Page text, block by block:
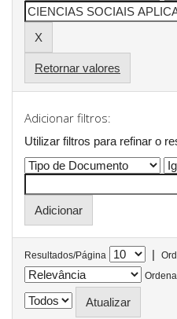
Retornar valores
Adicionar filtros:
Utilizar filtros para refinar o
Resultados/Página |